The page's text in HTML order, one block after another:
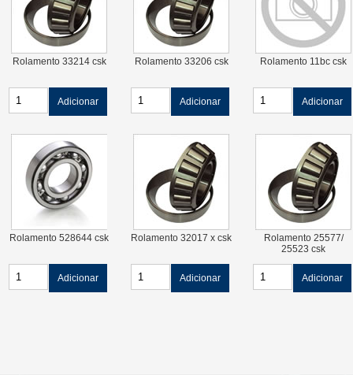
Rolamento 33214 csk
Adicionar
Rolamento 33206 csk
Adicionar
Rolamento 11bc csk
Adicionar
Rolamento 528644 csk
Adicionar
Rolamento 32017 x csk
Adicionar
Rolamento 25577/
25523 csk
Adicionar